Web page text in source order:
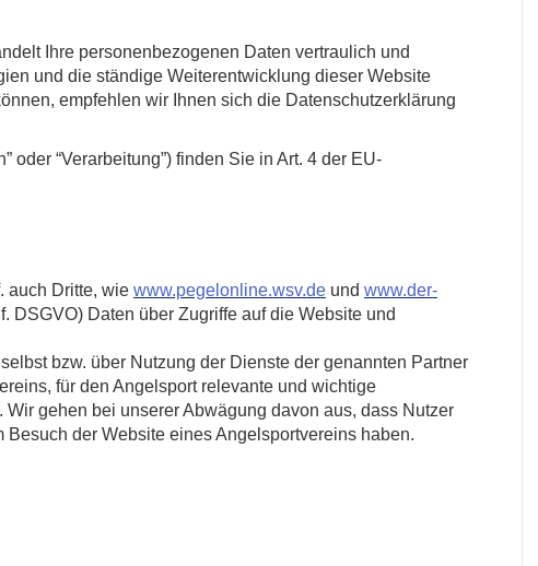
Ihre personenbezogenen Daten vertraulich und
und die ständige Weiterentwicklung dieser Website
empfehlen wir Ihnen sich die Datenschutzerklärung
oder “Verarbeitung”) finden Sie in Art. 4 der EU-
auch Dritte, wie www.pegelonline.wsv.de und www.der-
DSGVO) Daten über Zugriffe auf die Website und
bzw. über Nutzung der Dienste der genannten Partner
für den Angelsport relevante und wichtige
gehen bei unserer Abwägung davon aus, dass Nutzer
der Website eines Angelsportvereins haben.